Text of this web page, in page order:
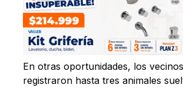
En otras oportunidades, los
registraron hasta tres animales